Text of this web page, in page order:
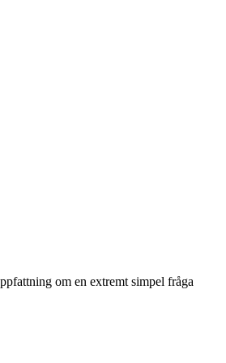
om en extremt simpel fråga